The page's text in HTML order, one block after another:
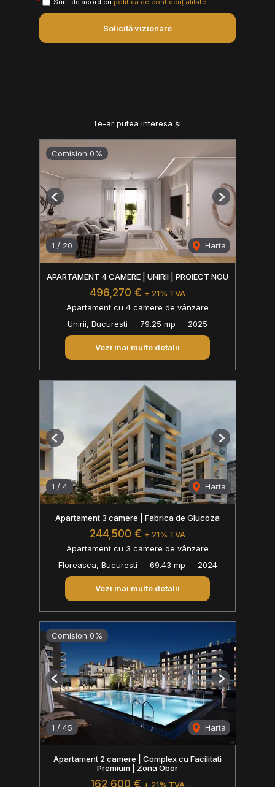
Solicită vizionare
Te-ar putea interesa și:
Comision 0%
1 / 20 Harta
Previous Next
APARTAMENT 4 CAMERE | UNIRII | PROIECT NOU
496,270 € + 21% TVA
Apartament cu 4 camere de vânzare
Unirii, Bucuresti
79.25 mp 2025
Vezi mai multe detalii
1 / 4 Harta
Previous Next
Apartament 3 camere | Fabrica de Glucoza
244,500 € + 21% TVA
Apartament cu 3 camere de vânzare
Floreasca, Bucuresti
69.43 mp 2024
Vezi mai multe detalii
Comision 0%
1 / 45 Harta
Previous Next
Apartament 2 camere | Complex cu Facilitati
Premium | Zona Obor
162,600 € + 21% TVA